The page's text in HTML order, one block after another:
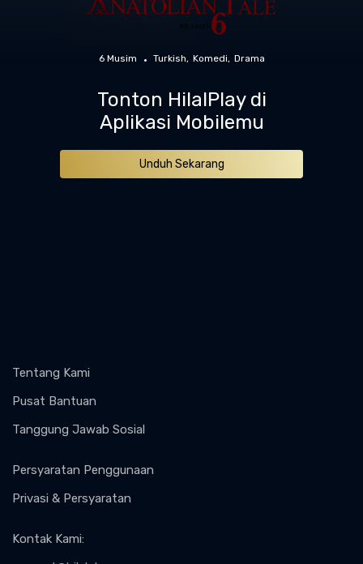
6 Musim Turkish Komedi Drama
Tonton HilalPlay di
Aplikasi Mobilemu
Unduh Sekarang
Tentang Kami
Pusat Bantuan
Tanggung Jawab Sosial
Persyaratan Penggunaan
Privasi & Persyaratan
Kontak Kami: